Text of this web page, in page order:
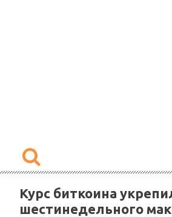
Курс биткоина
шестинедельного